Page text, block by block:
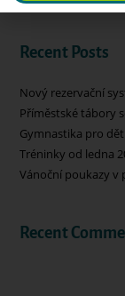
Recent Posts
Nový rezervační
Příměstské tábory
Gymnastika pro
Tréninky od ledna
Vánoční poukazy v
Recent